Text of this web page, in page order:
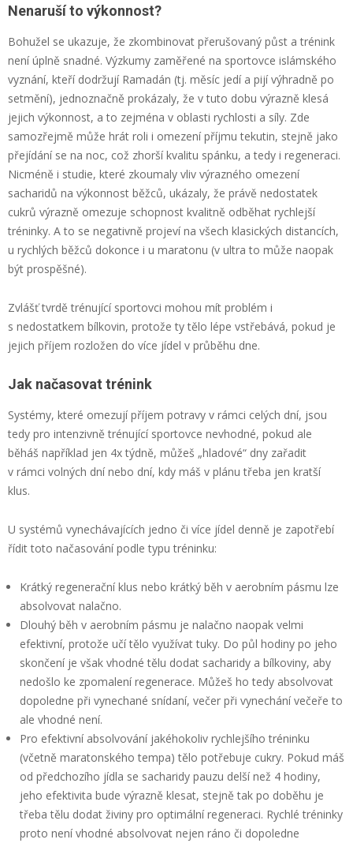
Nenaruší to výkonnost?
Bohužel se ukazuje, že zkombinovat přerušovaný půst a trénink
není úplně snadné. Výzkumy zaměřené na sportovce islámského
vyznání, kteří dodržují Ramadán (tj. měsíc jedí a pijí výhradně po
setmění), jednoznačně prokázaly, že v tuto dobu výrazně klesá
jejich výkonnost, a to zejména v oblasti rychlosti a síly. Zde
samozřejmě může hrát roli i omezení příjmu tekutin, stejně jako
přejídání se na noc, což zhorší kvalitu spánku, a tedy i regeneraci.
Nicméně i studie, které zkoumaly vliv výrazného omezení
sacharidů na výkonnost běžců, ukázaly, že právě nedostatek
cukrů výrazně omezuje schopnost kvalitně odběhat rychlejší
tréninky. A to se negativně projeví na všech klasických distancích,
u rychlých běžců dokonce i u maratonu (v ultra to může naopak
být prospěšné).
Zvlášť tvrdě trénující sportovci mohou mít problém i
s nedostatkem bílkovin, protože ty tělo lépe vstřebává, pokud je
jejich příjem rozložen do více jídel v průběhu dne.
Jak načasovat trénink
Systémy, které omezují příjem potravy v rámci celých dní, jsou
tedy pro intenzivně trénující sportovce nevhodné, pokud ale
běháš například jen 4x týdně, můžeš „hladové“ dny zařadit
v rámci volných dní nebo dní, kdy máš v plánu třeba jen kratší
klus.
U systémů vynechávajících jedno či více jídel denně je zapotřebí
řídit toto načasování podle typu tréninku:
Krátký regenerační klus nebo krátký běh v aerobním pásmu lze
absolvovat nalačno.
Dlouhý běh v aerobním pásmu je nalačno naopak velmi
efektivní, protože učí tělo využívat tuky. Do půl hodiny po jeho
skončení je však vhodné tělu dodat sacharidy a bílkoviny, aby
nedošlo ke zpomalení regenerace. Můžeš ho tedy absolvovat
dopoledne při vynechané snídaní, večer při vynechání večeře to
ale vhodné není.
Pro efektivní absolvování jakéhokoliv rychlejšího tréninku
(včetně maratonského tempa) tělo potřebuje cukry. Pokud máš
od předchozího jídla se sacharidy pauzu delší než 4 hodiny,
jeho efektivita bude výrazně klesat, stejně tak po doběhu je
třeba tělu dodat živiny pro optimální regeneraci. Rychlé tréninky
proto není vhodné absolvovat nejen ráno či dopoledne